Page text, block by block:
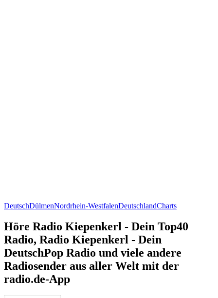
DeutschDülmenNordrhein-WestfalenDeutschlandCharts
Höre Radio Kiepenkerl - Dein Top40
Radio, Radio Kiepenkerl - Dein
DeutschPop Radio und viele andere
Radiosender aus aller Welt mit der
radio.de-App